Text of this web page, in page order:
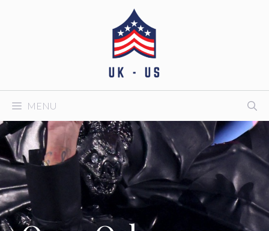
MENU